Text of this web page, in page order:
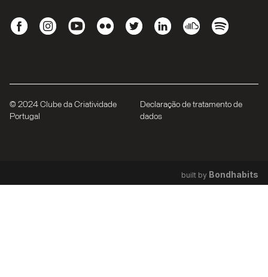
© 2024 Clube da Criatividade
Portugal
Declaração de tratamento de
dados
built by Bondhabits